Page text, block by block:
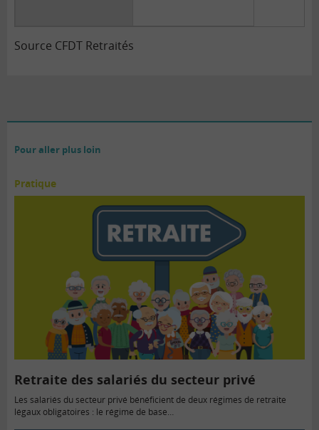
Source CFDT Retraités
Pour aller plus loin
Pratique
Retraite des salariés du secteur privé
Les salariés du secteur privé bénéficient de deux régimes de retraite
légaux obligatoires : le régime de base…